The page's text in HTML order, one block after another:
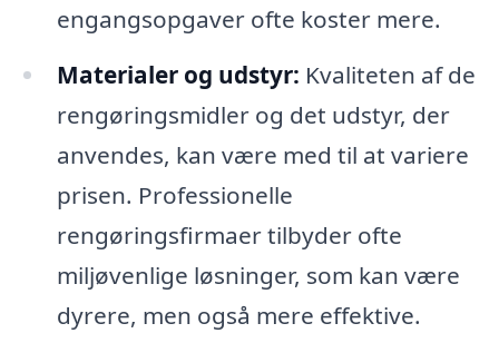
engangsopgaver ofte koster mere.
Materialer og udstyr: Kvaliteten af de
rengøringsmidler og det udstyr, der
anvendes, kan være med til at variere
prisen. Professionelle
rengøringsfirmaer tilbyder ofte
miljøvenlige løsninger, som kan være
dyrere, men også mere effektive.